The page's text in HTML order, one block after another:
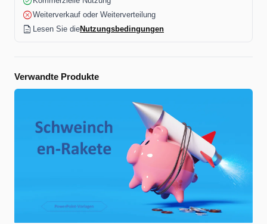
cancelWeiterverkauf oder Weiterverteilung
description Lesen Sie dieNutzungsbedingungen
Verwandte Produkte